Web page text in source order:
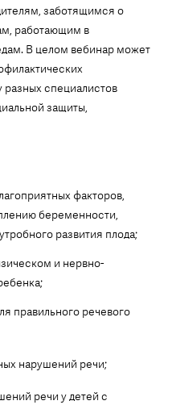
заботящимся о
работающим в
В целом вебинар может
разных специалистов
защиты,
факторов,
беременности,
развития плода;
и нервно-
правильного речевого
нарушений речи;
речи у детей с